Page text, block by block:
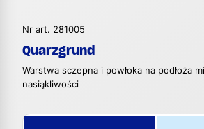
Nr art. 281005
Quarzgrund
Warstwa sczepna i powłoka na podłoża
nasiąkliwości